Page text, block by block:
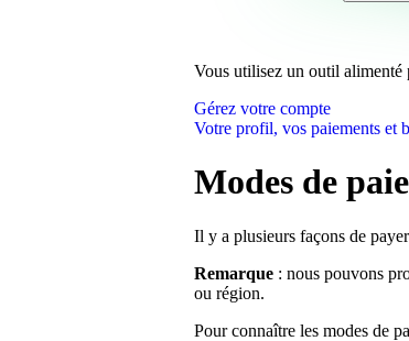
Vous utilisez un outil alimenté
Gérez votre compte
Votre profil, vos paiements et
Modes de
Il y a plusieurs façons de
Remarque : nous pouvons
ou région.
Pour connaître les modes de